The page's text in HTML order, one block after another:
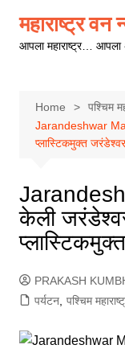
content
महाराष्ट्र वन
आपला महाराष्ट्र… आपला
Home
पश्चिम
Jarandeshwar
प्लास्टिकमुक्त
केली
PRAKASH
पर्यटन, पश्चिम